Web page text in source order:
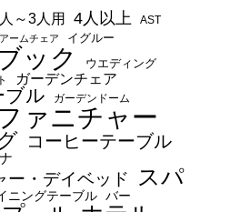
～3人用 4人以上 AST
アームチェア イグルー
ック ウエディング
ガーデンチェア
ブル ガーデンドーム
ァニチャー
コーヒーテーブル
ー・デイベッド スパ
ニングテーブル バー